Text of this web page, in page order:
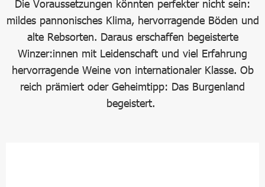
Die Voraussetzungen könnten perfekter nicht sein:
mildes pannonisches Klima, hervorragende Böden und
alte Rebsorten. Daraus erschaffen begeisterte
Winzer:innen mit Leidenschaft und viel Erfahrung
hervorragende Weine von internationaler Klasse. Ob
reich prämiert oder Geheimtipp: Das Burgenland
begeistert.